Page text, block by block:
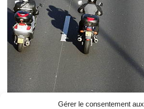
Gérer le consentement aux